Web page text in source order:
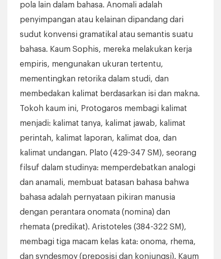
pola lain dalam bahasa. Anomali adalah
penyimpangan atau kelainan dipandang dari
sudut konvensi gramatikal atau semantis suatu
bahasa. Kaum Sophis, mereka melakukan kerja
empiris, mengunakan ukuran tertentu,
mementingkan retorika dalam studi, dan
membedakan kalimat berdasarkan isi dan makna.
Tokoh kaum ini, Protogaros membagi kalimat
menjadi: kalimat tanya, kalimat jawab, kalimat
perintah, kalimat laporan, kalimat doa, dan
kalimat undangan. Plato (429-347 SM), seorang
filsuf dalam studinya: memperdebatkan analogi
dan anamali, membuat batasan bahasa bahwa
bahasa adalah pernyataan pikiran manusia
dengan perantara onomata (nomina) dan
rhemata (predikat). Aristoteles (384-322 SM),
membagi tiga macam kelas kata: onoma, rhema,
dan syndesmoy (preposisi dan konjungsi). Kaum